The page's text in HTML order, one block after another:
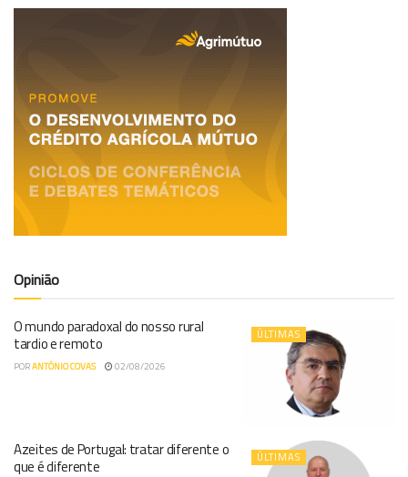
Opinião
ÚLTIMAS
O mundo paradoxal do nosso rural
tardio e remoto
PORANTÓNIO COVAS 02/08/2026
ÚLTIMAS
Azeites de Portugal: tratar diferente o
que é diferente